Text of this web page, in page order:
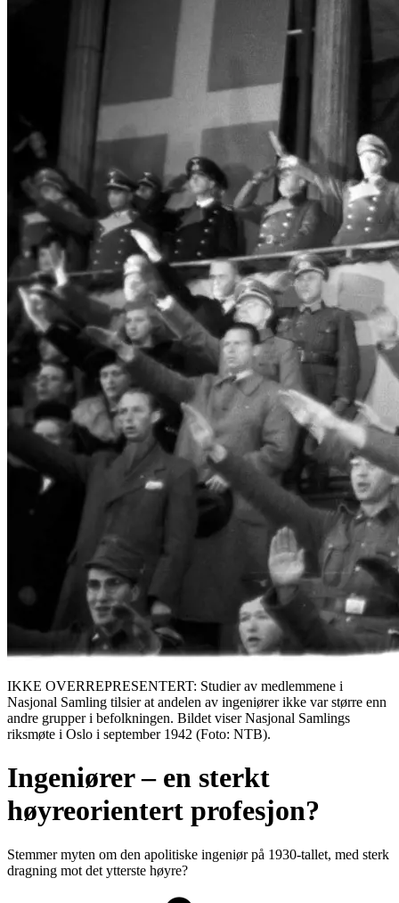
IKKE OVERREPRESENTERT: Studier av medlemmene i
Nasjonal Samling tilsier at andelen av ingeniører ikke var større enn
andre grupper i befolkningen. Bildet viser Nasjonal Samlings
riksmøte i Oslo i september 1942 (Foto: NTB).
Ingeniører – en sterkt
høyreorientert profesjon?
Stemmer myten om den apolitiske ingeniør på 1930-tallet, med sterk
dragning mot det ytterste høyre?